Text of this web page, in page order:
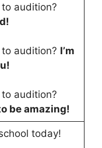
audition?
audition? I’m
audition?
be amazing!
today!